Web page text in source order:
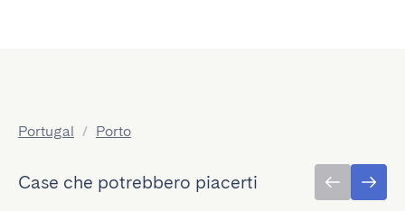
Portugal / Porto
Case che potrebbero piacerti